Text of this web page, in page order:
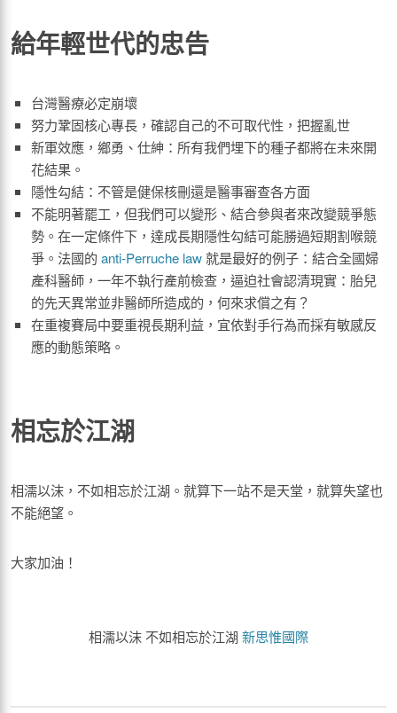
給年輕世代的忠告
台灣醫療必定崩壞
努力鞏固核心專長，確認自己的不可取代性，把握亂世
新軍效應，鄉勇、仕紳：所有我們埋下的種子都將在未來開
花結果。
隱性勾結：不管是健保核刪還是醫事審查各方面
不能明著罷工，但我們可以變形、結合參與者來改變競爭態
勢。在一定條件下，達成長期隱性勾結可能勝過短期割喉競
爭。法國的 anti-Perruche law就是最好的例子：結合全國婦
產科醫師，一年不執行產前檢查，逼迫社會認清現實：胎兒
的先天異常並非醫師所造成的，何來求償之有？
在重複賽局中要重視長期利益，宜依對手行為而採有敏感反
應的動態策略。
相忘於江湖
相濡以沫，不如相忘於江湖。就算下一站不是天堂，就算失望也
不能絕望。
大家加油！
相濡以沫 不如相忘於江湖 新思惟國際